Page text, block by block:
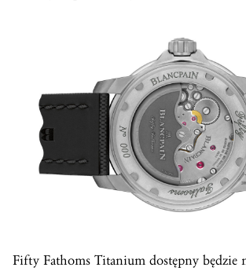
Fifty Fathoms Titanium dostępny będzie